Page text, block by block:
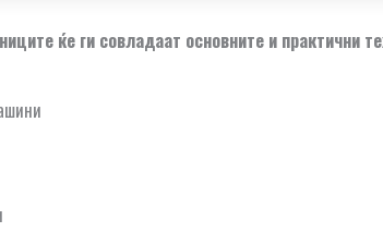
ќе ги совладаат основните и практични